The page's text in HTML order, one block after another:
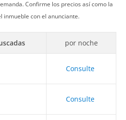
Confirme los precios así como la
inmueble con el anunciante.
por noche
Consulte
Consulte